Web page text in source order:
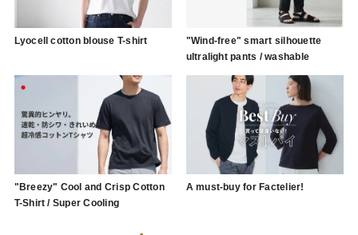
Lyocell cotton blouse T-shirt
"Wind-free" smart silhouette
ultralight pants / washable
"Breezy" Cool and Crisp Cotton
T-Shirt / Super Cooling
A must-buy for Factelier!